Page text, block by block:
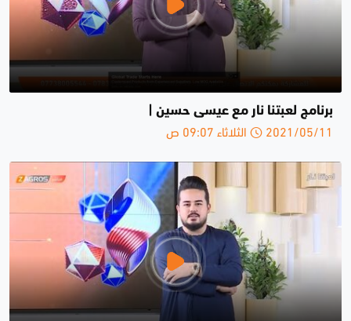
برنامج لعبتنا نار مع عيسى حسين |
2021/05/11 الثلاثاء 09:07 ص